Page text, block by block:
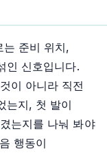
는 준비 위치,
인 신호입니다.
이 아니라 직전
는지, 첫 발이
는지를 나눠 봐야
행동이